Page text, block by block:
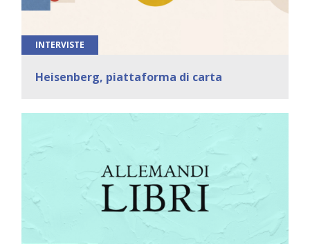
INTERVISTE
Heisenberg, piattaforma di carta